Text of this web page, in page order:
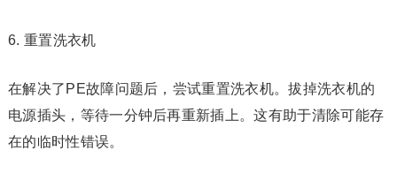
6. 重置洗衣机
在解决了PE故障问题后，尝试重置洗衣机。拔掉洗衣机的
电源插头，等待一分钟后再重新插上。这有助于清除可能存
在的临时性错误。